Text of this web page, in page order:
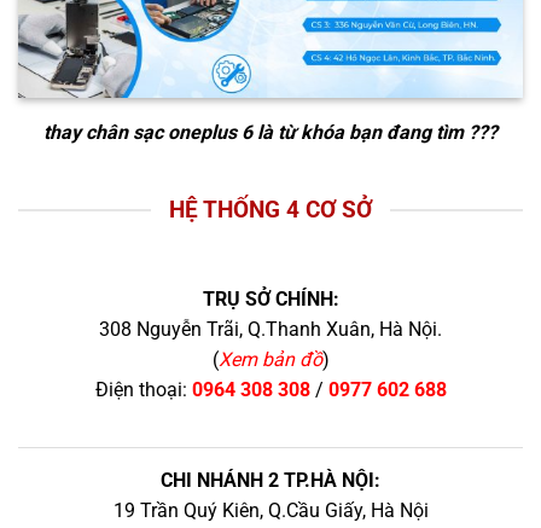
thay chân sạc oneplus 6là từ khóa bạn đang tìm ???
HỆ THỐNG 4 CƠ SỞ
TRỤ SỞ CHÍNH:
308 Nguyễn Trãi, Q.Thanh Xuân, Hà Nội.
(Xem bản đồ)
Điện thoại: 0964 308 308/ 0977 602 688
CHI NHÁNH 2 TP.HÀ NỘI:
19 Trần Quý Kiên, Q.Cầu Giấy, Hà Nội